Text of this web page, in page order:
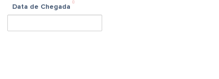
Data de Chegada